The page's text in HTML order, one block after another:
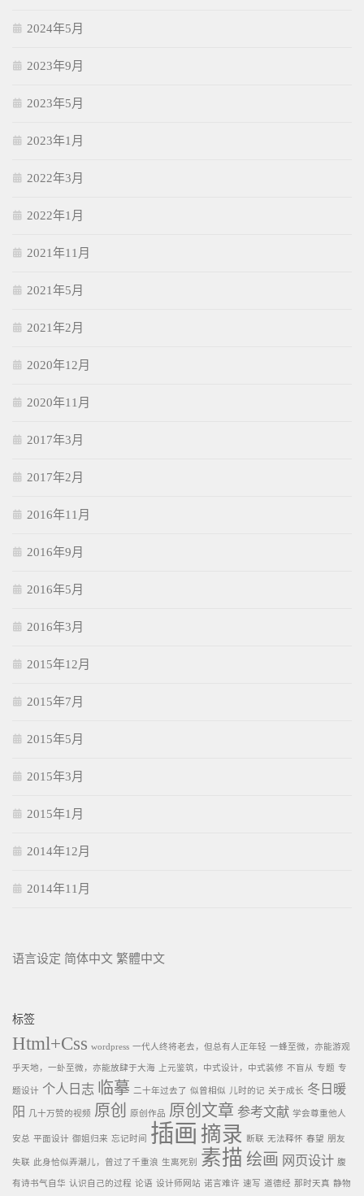
2024年5月
2023年9月
2023年5月
2023年1月
2022年3月
2022年1月
2021年11月
2021年5月
2021年2月
2020年12月
2020年11月
2017年3月
2017年2月
2016年11月
2016年9月
2016年5月
2016年3月
2015年12月
2015年7月
2015年5月
2015年3月
2015年1月
2014年12月
2014年11月
语言设定 简体中文 繁體中文
标签
Html+Css wordpress 一代人终将老去，但总有人正年轻 一蜂至微，亦能游观
乎天地，一虲至微，亦能放肆于大海 上元鉴筑，中式设计，中式装修 不盲从 专题 专
题设计 个人日志 临摹 二十年过去了 似曾相似 儿时的记 关于成长 冬日暖
阳
几十万赞的视频 原创 原创作品 原创文章 参考文献 学会尊重他人
安总 平面设计 御姐归来 忘记时间 插画 摘录 断联 无法释怀 春望 朋友
失联 此身恰似弄潮儿，曾过了千重浪 生离死别 素描 绘画 网页设计 腹
有诗书气自华 认识自己的过程 论语 设计师网站 诺言难许 速写 道德经 那时天真 静物